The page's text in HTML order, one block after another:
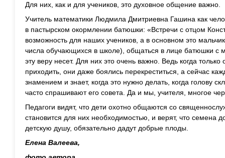
Для них, как и для учеников, это духовное общение важно.
Учитель математики Людмила Дмитриевна Гашина как
в пастырском окормлении батюшки: «Встречи с отцом
возможность для наших учеников, а в основном это
числа обучающихся в школе), общаться в лице батюшки с
эту веру несет. Для них это очень важно. Ведь когда только
приходить, они даже боялись перекреститься, а сейчас
знамением и знает, когда это нужно делать, когда голову
часто спрашивают его совета. Да и мы, учителя, многое
Педагоги видят, что дети охотно общаются со
становится для них необходимостью, и верят, что семена
детскую душу, обязательно дадут добрые плоды.
Елена Валеева,